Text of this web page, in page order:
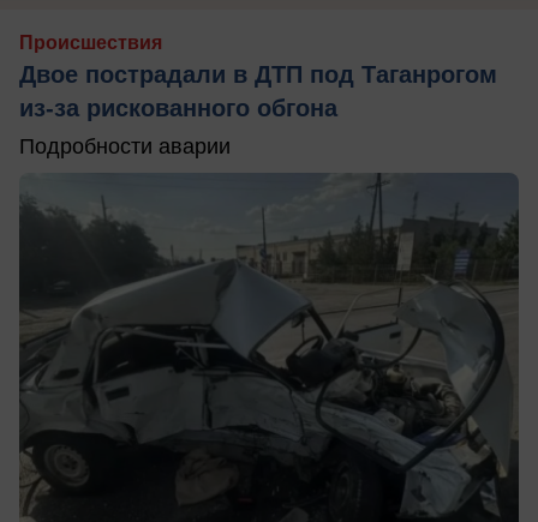
Происшествия
Двое пострадали в ДТП под Таганрогом
из-за рискованного обгона
Подробности аварии